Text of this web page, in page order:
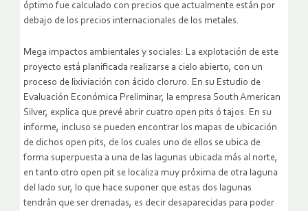
óptimo fue calculado con precios que actualmente están por
debajo de los precios internacionales de los metales.
Mega impactos ambientales y sociales: La explotación de este
proyecto está planificada realizarse a cielo abierto, con un
proceso de lixiviación con ácido cloruro. En su Estudio de
Evaluación Económica Preliminar, la empresa South American
Silver, explica que prevé abrir cuatro open pits ó tajos. En su
informe, incluso se pueden encontrar los mapas de ubicación
de dichos open pits, de los cuales uno de ellos se ubica de
forma superpuesta a una de las lagunas ubicada más al norte,
en tanto otro open pit se localiza muy próxima de otra laguna
del lado sur, lo que hace suponer que estas dos lagunas
tendrán que ser drenadas, es decir desaparecidas para poder